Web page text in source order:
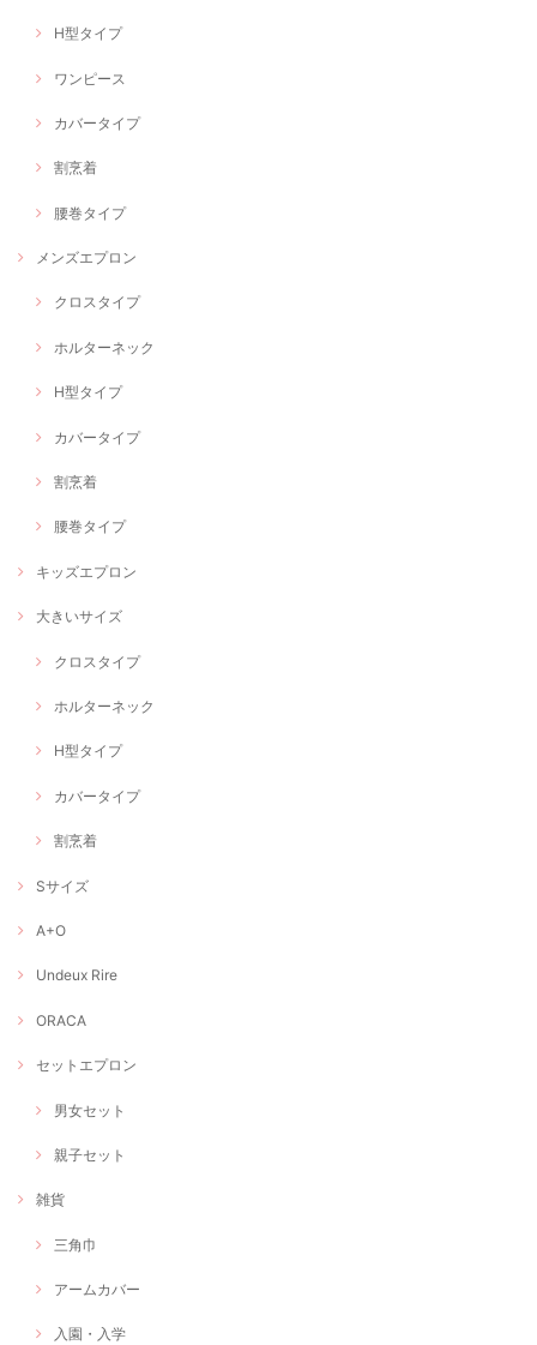
H型タイプ
ワンピース
カバータイプ
割烹着
腰巻タイプ
メンズエプロン
クロスタイプ
ホルターネック
H型タイプ
カバータイプ
割烹着
腰巻タイプ
キッズエプロン
大きいサイズ
クロスタイプ
ホルターネック
H型タイプ
カバータイプ
割烹着
Sサイズ
A+O
Undeux Rire
ORACA
セットエプロン
男女セット
親子セット
雑貨
三角巾
アームカバー
入園・入学